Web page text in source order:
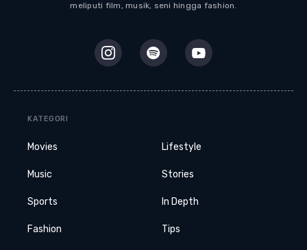
KATEGORI
Movies
Music
Sports
Fashion
Lifestyle
Stories
In Depth
Tips
meliputi film, musik, seni hingga fashion.